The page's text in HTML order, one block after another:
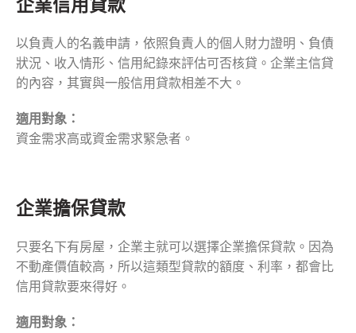
以負責人的名義申請，依照負責人的個人財力證明、負債
狀況、收入情形、信用紀錄來評估可否核貸。企業主信貸
的內容，其實與一般信用貸款相差不大。
適用對象：
資金需求高或資金需求緊急者。
企業擔保貸款
只要名下有房屋，企業主就可以選擇企業擔保貸款。因為
不動產價值較高，所以這類型貸款的額度、利率，都會比
信用貸款要來得好。
適用對象：